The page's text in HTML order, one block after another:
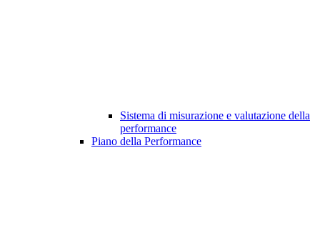
Sistema di misurazione e valutazione della
performance
Piano della Performance